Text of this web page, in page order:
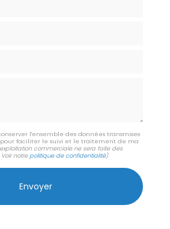
l'ensemble des données transmises
faciliter le suivi et le traitement de ma
commerciale ne sera faite des
Voir notrepolitique de confidentialité)